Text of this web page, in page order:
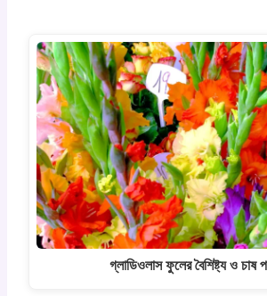
গ্লাডিওলাস ফুলের বৈশিষ্ট্য ও চাষ